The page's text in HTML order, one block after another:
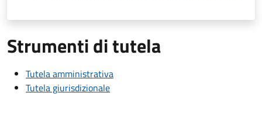
Strumenti di tutela
Tutela amministrativa
Tutela giurisdizionale